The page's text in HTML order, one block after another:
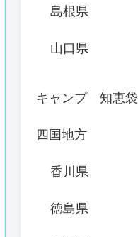
島根県
山口県
キャンプ 知恵袋
四国地方
香川県
徳島県